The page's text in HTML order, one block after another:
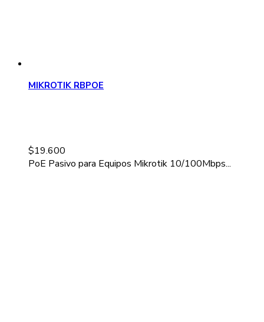
MIKROTIK RBPOE
$19.600
PoE Pasivo para Equipos Mikrotik 10/100Mbps...